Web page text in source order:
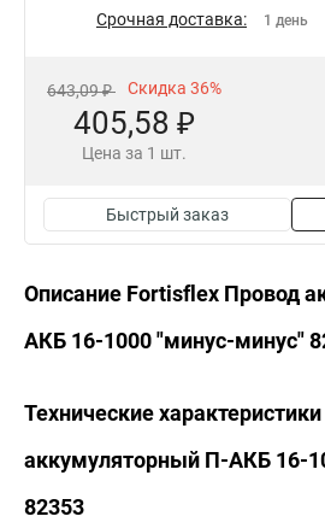
Срочная доставка: 1 день
643,09 ₽ Скидка 36%
405,58 ₽
Цена за 1 шт.
Быстрый заказ
Описание Fortisflex Провод
АКБ 16-1000 "минус-минус"
Технические
аккумуляторный П-АКБ 16-
82353